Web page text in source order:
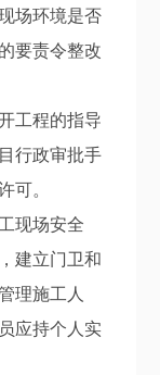
场环境是否
要责令整改
工程的指导
行政审批手
可。
现场安全
建立门卫和
理施工人
应持个人实